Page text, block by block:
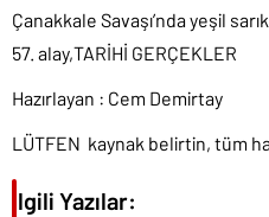
Çanakkale Savaşı’nda yeşil
57. alay,TARİHİ GERÇEKLER
Hazırlayan : Cem Demirtay
LÜTFEN kaynak belirtin, tüm
İlgili Yazılar: